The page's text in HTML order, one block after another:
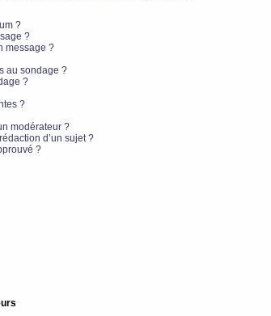
?
?
message ?
au sondage ?
?
?
modérateur ?
d’un sujet ?
?